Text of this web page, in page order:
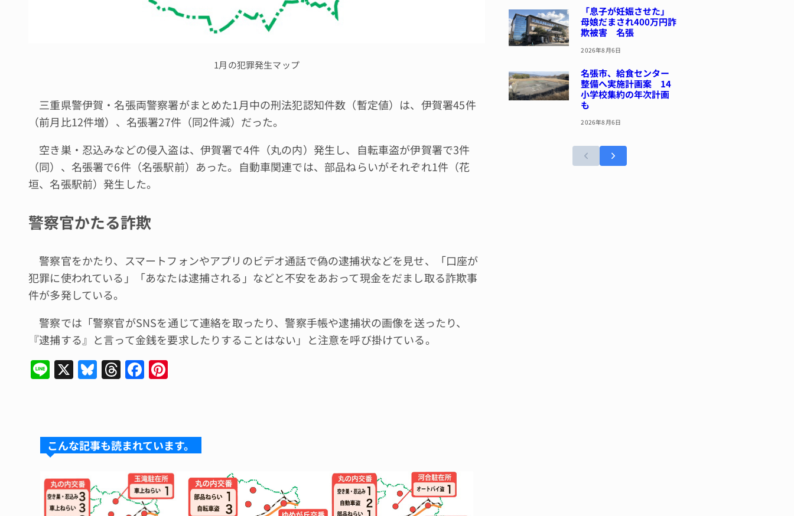
1月の犯罪発生マップ
三重県警伊賀・名張両警察署がまとめた1月中の刑法犯認知件数（暫定値）は、伊賀署45件
（前月比12件増）、名張署27件（同2件減）だった。
空き巣・忍込みなどの侵入盗は、伊賀署で4件（丸の内）発生し、自転車盗が伊賀署で3件
（同）、名張署で6件（名張駅前）あった。自動車関連では、部品ねらいがそれぞれ1件（花
垣、名張駅前）発生した。
警察官かたる詐欺
警察官をかたり、スマートフォンやアプリのビデオ通話で偽の逮捕状などを見せ、「口座が
犯罪に使われている」「あなたは逮捕される」などと不安をあおって現金をだまし取る詐欺事
件が多発している。
警察では「警察官がSNSを通じて連絡を取ったり、警察手帳や逮捕状の画像を送ったり、
『逮捕する』と言って金銭を要求したりすることはない」と注意を呼び掛けている。
Li
n
X Bl
u
k
T
hr
d
F
a
b
o
k
st
こんな記事も読まれています。
「息子が妊娠させた」
母娘だまされ400万円詐
欺被害 名張
2026年8月6日
名張市、給食センター
整備へ実施計画案 14
小学校集約の年次計画
も
2026年8月6日